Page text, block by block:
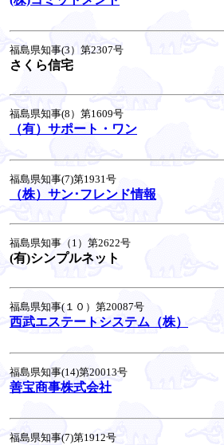
福島県知事(3）第2307号
さくら信宅
福島県知事(8）第1609号
（有）サポート・ワン
福島県知事(7)第1931号
（株）サン･フレンド情報
福島県知事（1）第2622号
(有)シンプルネット
福島県知事(１０）第20087号
西武エステートシステム（株）
福島県知事(14)第20013号
善宝商事株式会社
福島県知事(7)第1912号